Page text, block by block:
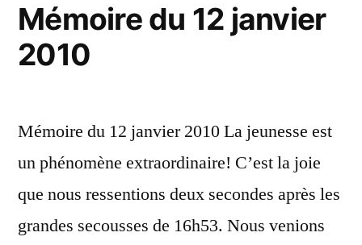
de
des
Petits
Mémoire du 12 janvier
2010
Mémoire du 12 janvier 2010 La jeunesse est
un phénomène extraordinaire! C’est la joie
que nous ressentions deux secondes après les
grandes secousses de 16h53. Nous venions